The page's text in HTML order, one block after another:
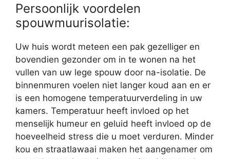
Persoonlijk voordelen
spouwmuurisolatie:
Uw huis wordt meteen een pak gezelliger en
bovendien gezonder om in te wonen na het
vullen van uw lege spouw door na-isolatie. De
binnenmuren voelen niet langer koud aan en er
is een homogene temperatuurverdeling in uw
kamers. Temperatuur heeft invloed op het
menselijk humeur en geluid heeft invloed op de
hoeveelheid stress die u moet verduren. Minder
kou en straatlawaai maken het aangenamer om